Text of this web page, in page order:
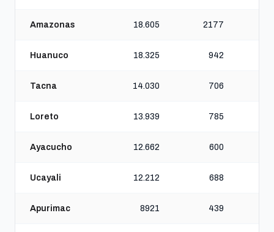
Amazonas 18.605 2177
Huanuco 18.325 942
Tacna 14.030 706
Loreto 13.939 785
Ayacucho 12.662 600
Ucayali 12.212 688
Apurimac 8921 439